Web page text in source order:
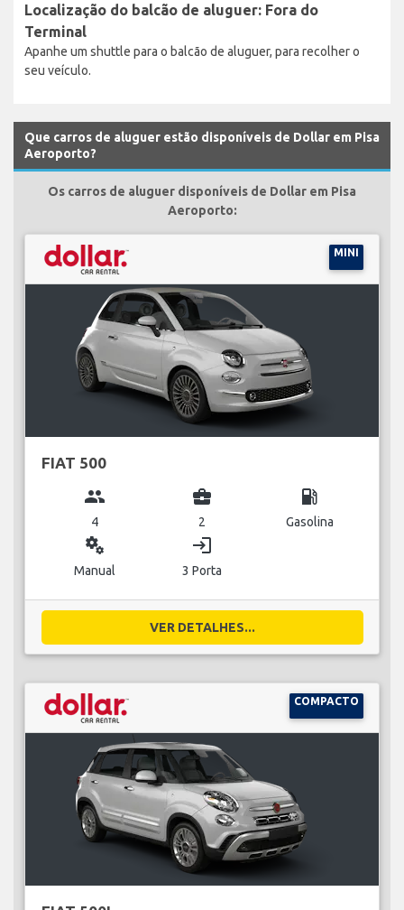
Localização do balcão de aluguer: Fora do
Terminal
Apanhe um shuttle para o balcão de aluguer, para recolher o
seu veículo.
Que carros de aluguer estão disponíveis de Dollar em Pisa
Aeroporto?
Os carros de aluguer disponíveis de Dollar em Pisa
Aeroporto:
MINI
FIAT 500
group
4
business_center
2
local_gas_station
Gasolina
miscellaneous_services
Manual
login
3 Porta
VER DETALHES...
COMPACTO